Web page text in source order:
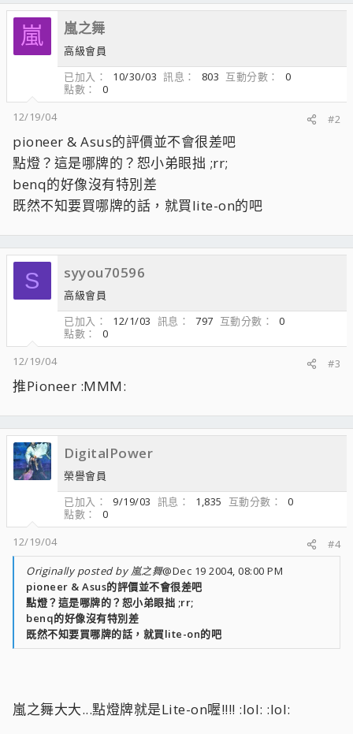
嵐 嵐之舞
高級會員
已加入
10/30/03 訊息 803 互動分數
0
點數
0
12/19/04
#2
pioneer & Asus的評價並不會很差吧
點燈？這是哪牌的？恕小弟眼拙 ;rr;
benq的好像沒有特別差
既然不知要買哪牌的話，就買lite-on的吧
S syyou70596
高級會員
已加入
12/1/03 訊息 797 互動分數
0
點數
0
12/19/04
#3
推Pioneer :MMM:
DigitalPower
榮譽會員
已加入
9/19/03 訊息 1,835 互動分數
0
點數
0
12/19/04
#4
Originally posted by 嵐之舞@Dec 19 2004, 08:00 PM
pioneer & Asus的評價並不會很差吧
點燈？這是哪牌的？恕小弟眼拙 ;rr;
benq的好像沒有特別差
既然不知要買哪牌的話，就買lite-on的吧
嵐之舞大大...點燈牌就是Lite-on喔!!!! :lol: :lol: